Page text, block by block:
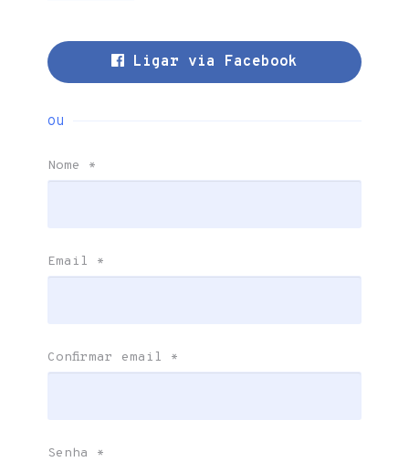
Ligar via Facebook
ou
Nome *
Email *
Confirmar email *
Senha *